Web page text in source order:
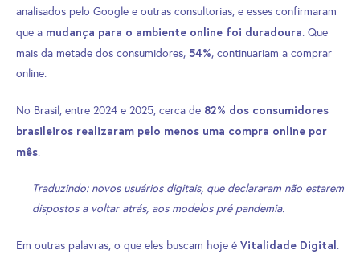
analisados pelo Google e outras consultorias, e esses confirmaram
que a mudança para o ambiente online foi duradoura. Que
mais da metade dos consumidores, 54%, continuariam a comprar
online.
No Brasil, entre 2024 e 2025, cerca de 82% dos consumidores
brasileiros realizaram pelo menos uma compra online por
mês.
Traduzindo: novos usuários digitais, que declararam não estarem
dispostos a voltar atrás, aos modelos pré pandemia.
Em outras palavras, o que eles buscam hoje é Vitalidade Digital.